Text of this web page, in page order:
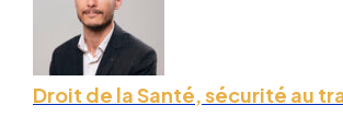
Droit de la Santé, sécurité au